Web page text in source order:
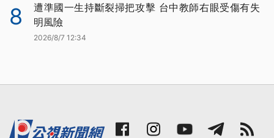
8
遭準國一生持斷裂掃把攻擊 台中教師右眼受傷有失
明風險
2026/8/7 12:34